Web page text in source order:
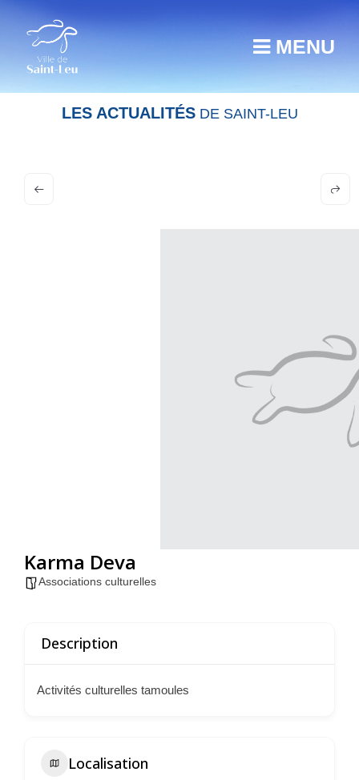
MENU
LES ACTUALITÉSDE SAINT-LEU
Karma Deva
Associations culturelles
Description
Activités culturelles tamoules
Localisation